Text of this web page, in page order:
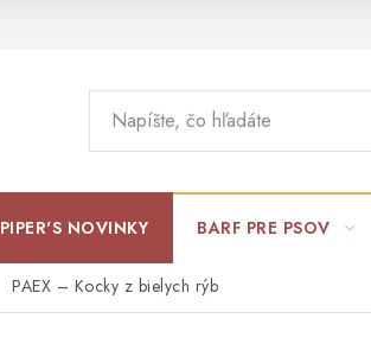
PIPER'S NOVINKY BARF PRE PSOV
PAEX – Kocky z bielych rýb